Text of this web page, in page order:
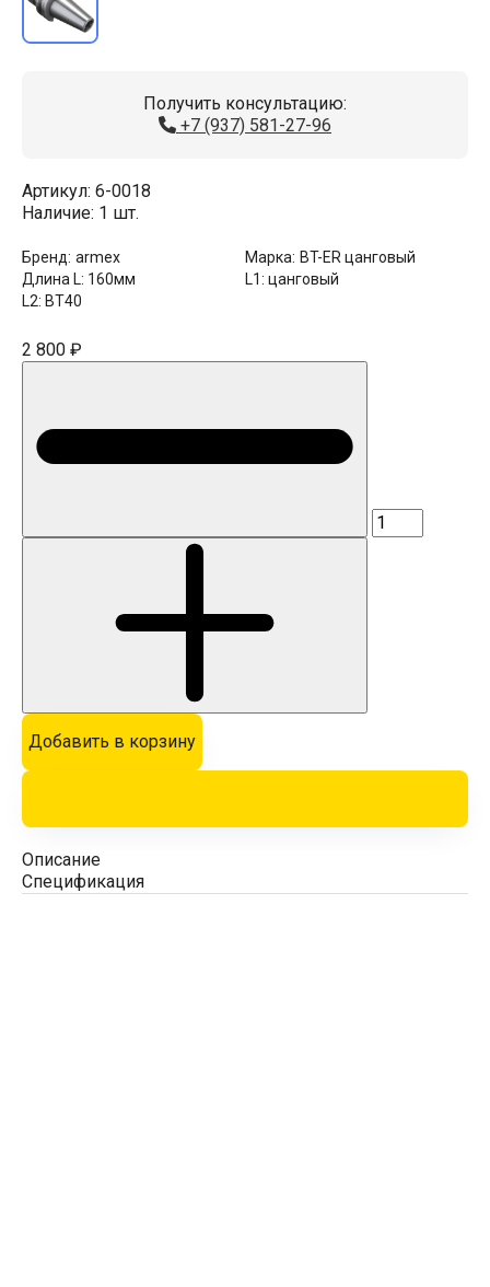
Получить консультацию:
+7 (937) 581-27-96
Артикул: 6-0018
Наличие: 1 шт.
Бренд: armex Марка: BT-ER цанговый
Длина L: 160мм L1: цанговый
L2: BT40
2 800 ₽
Добавить в корзину
Описание
Спецификация